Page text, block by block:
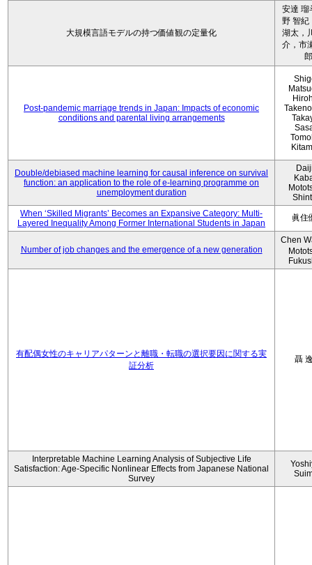
大規模言語モデルの持つ価値観の定量化
安達 瑠
野 智紀
湖太，
介，市
郎
Post-pandemic marriage trends in Japan: Impacts of economic
conditions and parental living arrangements
Double/debiased machine learning for causal inference on survival
function: an application to the role of e-learning programme on
unemployment duration
When ‘Skilled Migrants’ Becomes an Expansive Category: Multi-
Layered Inequality Among Former International Students in Japan
眞住
Number of job changes and the emergence of a new generation
Chen
有配偶女性のキャリアパターンと離職・転職の選択要因に関する実
証分析
聶
Interpretable Machine Learning Analysis of Subjective Life
Satisfaction: Age-Specific Nonlinear Effects from Japanese National
Survey